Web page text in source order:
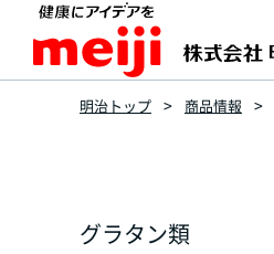
明治トップ 商品情報
グラタン類